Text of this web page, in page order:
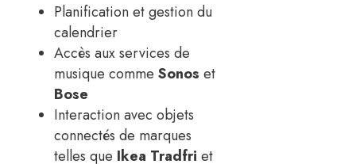
Planification et gestion du
calendrier
Accès aux services de
musique comme Sonos et
Bose
Interaction avec objets
connectés de marques
telles que Ikea Tradfri et